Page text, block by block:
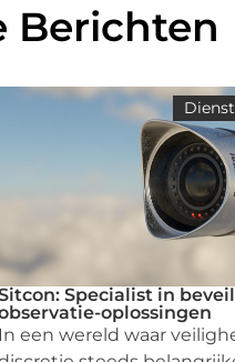
Berichten
Specialist in
oplossingen
In een wereld waar